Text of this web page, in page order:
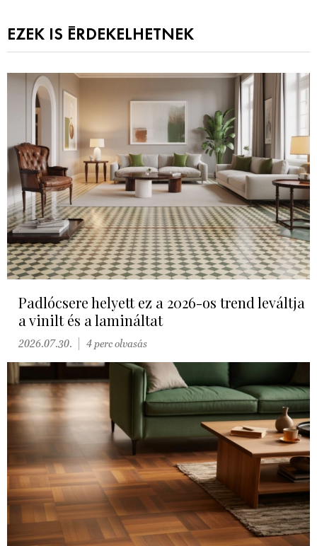
EZEK IS ÉRDEKELHETNEK
Padlócsere helyett ez a 2026-os trend leváltja
a vinilt és a lamináltat
2026.07.30. 4 perc olvasás